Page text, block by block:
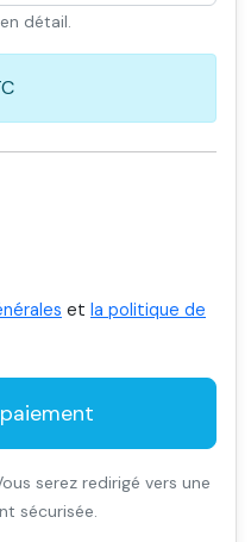
détail.
et la politique de
serez redirigé vers une
sécurisée.